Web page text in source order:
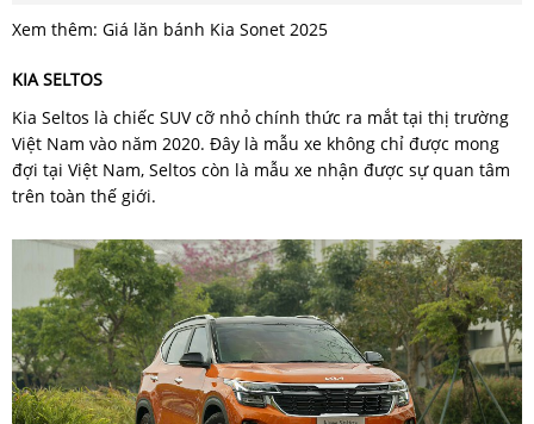
Xem thêm: Giá lăn bánh Kia Sonet 2025
KIA SELTOS
Kia Seltos là chiếc SUV cỡ nhỏ chính thức ra mắt tại thị trường
Việt Nam vào năm 2020. Đây là mẫu xe không chỉ được mong
đợi tại Việt Nam, Seltos còn là mẫu xe nhận được sự quan tâm
trên toàn thế giới.